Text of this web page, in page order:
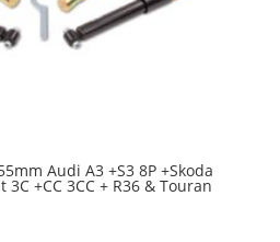
Audi A3 +S3 8P +Skoda
3C +CC 3CC + R36 & Touran